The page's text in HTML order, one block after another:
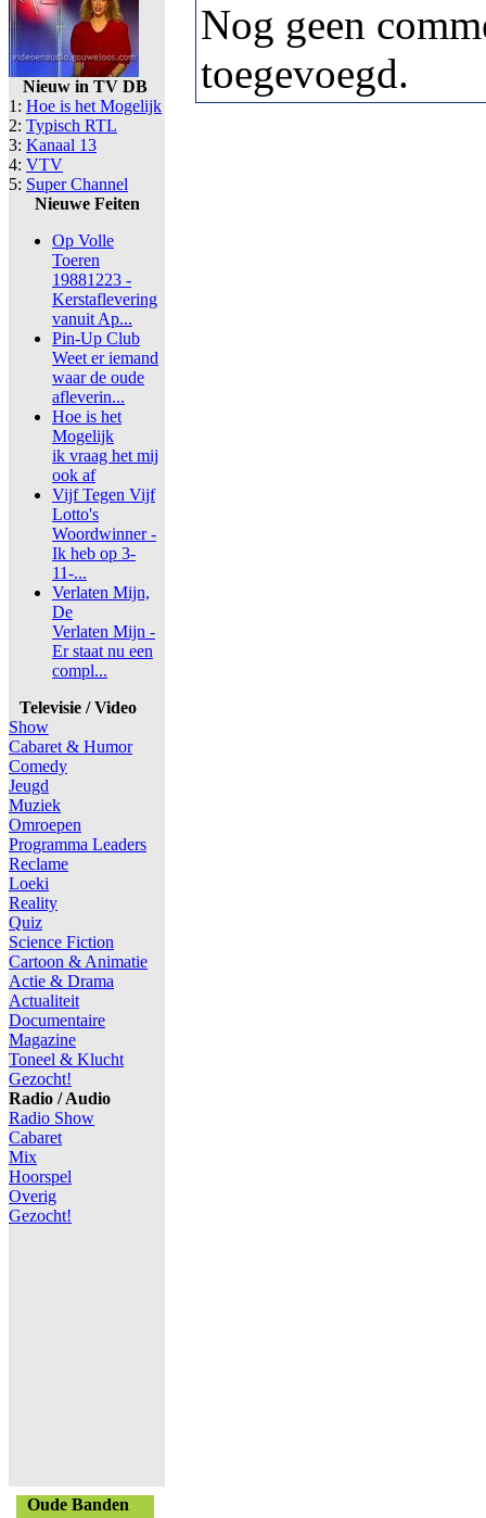
Nieuw in TV DB
1: Hoe is het Mogelijk
2: Typisch RTL
3: Kanaal 13
4: VTV
5: Super Channel
Nieuwe Feiten
Op Volle
Toeren
19881223 -
Kerstaflevering
vanuit Ap...
Pin-Up Club
Weet er iemand
waar de oude
afleverin...
Hoe is het
Mogelijk
ik vraag het mij
ook af
Vijf Tegen Vijf
Lotto's
Woordwinner -
Ik heb op 3-
11-...
Verlaten Mijn,
De
Verlaten Mijn -
Er staat nu een
compl...
Televisie / Video
Show
Cabaret & Humor
Comedy
Jeugd
Muziek
Omroepen
Programma Leaders
Reclame
Loeki
Reality
Quiz
Science Fiction
Cartoon & Animatie
Actie & Drama
Actualiteit
Documentaire
Magazine
Toneel & Klucht
Gezocht!
Radio / Audio
Radio Show
Cabaret
Mix
Hoorspel
Overig
Gezocht!
Oude Banden
Nog geen
toegevoegd.